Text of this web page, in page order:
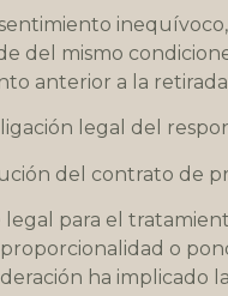
del mismo
anterior a la
legal del
del contrato de
legal para el
o
ha implicado